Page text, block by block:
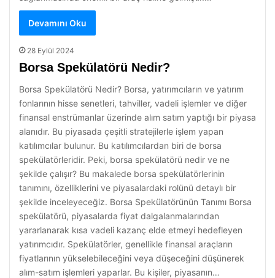
Devamını Oku
28 Eylül 2024
Borsa Spekülatörü Nedir?
Borsa Spekülatörü Nedir? Borsa, yatırımcıların ve yatırım
fonlarının hisse senetleri, tahviller, vadeli işlemler ve diğer
finansal enstrümanlar üzerinde alım satım yaptığı bir piyasa
alanıdır. Bu piyasada çeşitli stratejilerle işlem yapan
katılımcılar bulunur. Bu katılımcılardan biri de borsa
spekülatörleridir. Peki, borsa spekülatörü nedir ve ne
şekilde çalışır? Bu makalede borsa spekülatörlerinin
tanımını, özelliklerini ve piyasalardaki rolünü detaylı bir
şekilde inceleyeceğiz. Borsa Spekülatörünün Tanımı Borsa
spekülatörü, piyasalarda fiyat dalgalanmalarından
yararlanarak kısa vadeli kazanç elde etmeyi hedefleyen
yatırımcıdır. Spekülatörler, genellikle finansal araçların
fiyatlarının yükselebileceğini veya düşeceğini düşünerek
alım-satım işlemleri yaparlar. Bu kişiler, piyasanın…